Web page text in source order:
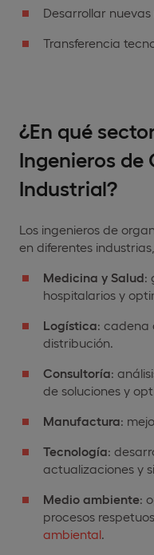
Desarrollar
Transferencia
¿En qué
Ingenieros de
Industrial?
Los ingenieros de
en diferentes
Medicina y Salud:
hospitalarios y
Logística: cadena
distribución.
Consultoría:
de soluciones y
Manufactura:
Tecnología:
actualizaciones y
Medio ambiente:
procesos
ambiental